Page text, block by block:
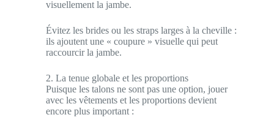
visuellement la jambe.
Évitez les brides ou les straps larges à la cheville :
ils ajoutent une « coupure » visuelle qui peut
raccourcir la jambe.
2. La tenue globale et les proportions
Puisque les talons ne sont pas une option, jouer
avec les vêtements et les proportions devient
encore plus important :